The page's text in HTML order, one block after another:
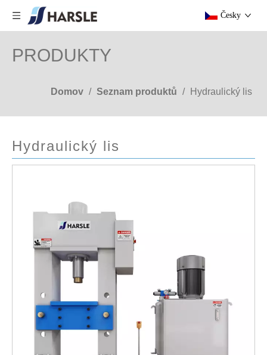
Česky
PRODUKTY
Domov / Seznam produktů / Hydraulický lis
Hydraulický lis